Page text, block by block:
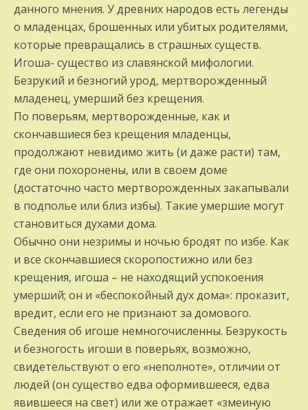
данного мнения. У древних народов есть легенды
о младенцах, брошенных или убитых родителями,
которые превращались в страшных существ.
Игоша- существо из славянской мифологии.
Безрукий и безногий урод, мертворожденный
младенец, умерший без крещения.
По поверьям, мертворожденные, как и
скончавшиеся без крещения младенцы,
продолжают невидимо жить (и даже расти) там,
где они похоронены, или в своем доме
(достаточно часто мертворожденных закапывали
в подполье или близ избы). Такие умершие могут
становиться духами дома.
Обычно они незримы и ночью бродят по избе. Как
и все скончавшиеся скоропостижно или без
крещения, игоша – не находящий успокоения
умерший; он и «беспокойный дух дома»: проказит,
вредит, если его не признают за домового.
Сведения об игоше немногочисленны. Безрукость
и безногость игоши в поверьях, возможно,
свидетельствуют о его «неполноте», отличии от
людей (он существо едва оформившееся, едва
явившееся на свет) или же отражает «змеиную